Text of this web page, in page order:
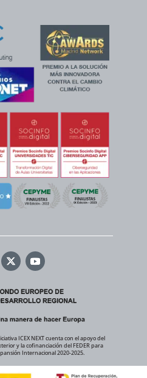
ICEX NEXT cuenta con el apoyo del
y la cofinanciación del FEDER para
Internacional 2020-2025.